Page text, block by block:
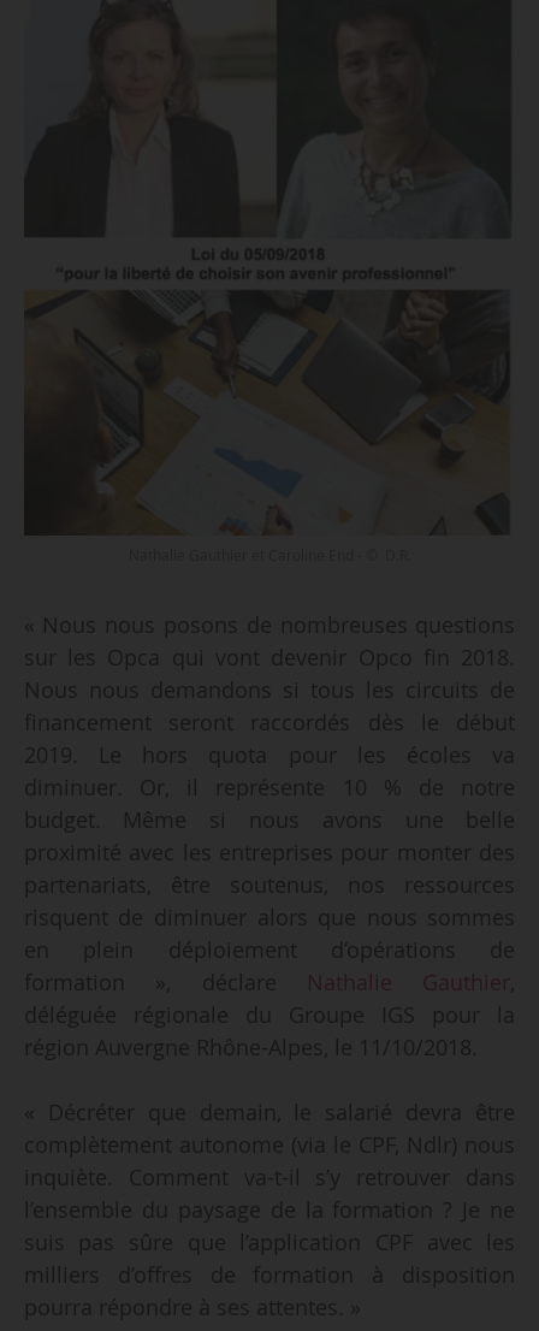
« Nous nous posons de nombreuses questions
sur les Opca qui vont devenir Opco fin 2018.
Nous nous demandons si tous les circuits de
financement seront raccordés dès le début
2019. Le hors quota pour les écoles va
diminuer. Or, il représente 10 % de notre
budget. Même si nous avons une belle
proximité avec les entreprises pour monter des
partenariats, être soutenus, nos ressources
risquent de diminuer alors que nous sommes
en plein déploiement d’opérations de
formation », déclare Nathalie Gauthier,
déléguée régionale du Groupe IGS pour la
région Auvergne Rhône-Alpes, le 11/10/2018.
« Décréter que demain, le salarié devra être
complètement autonome (via le CPF, Ndlr) nous
inquiète. Comment va-t-il s’y retrouver dans
l’ensemble du paysage de la formation ? Je ne
suis pas sûre que l’application CPF avec les
milliers d’offres de formation à disposition
pourra répondre à ses attentes. »